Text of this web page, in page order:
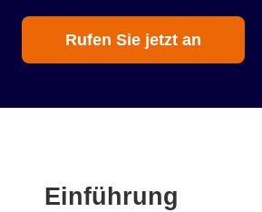
Rufen Sie jetzt an
Einführung